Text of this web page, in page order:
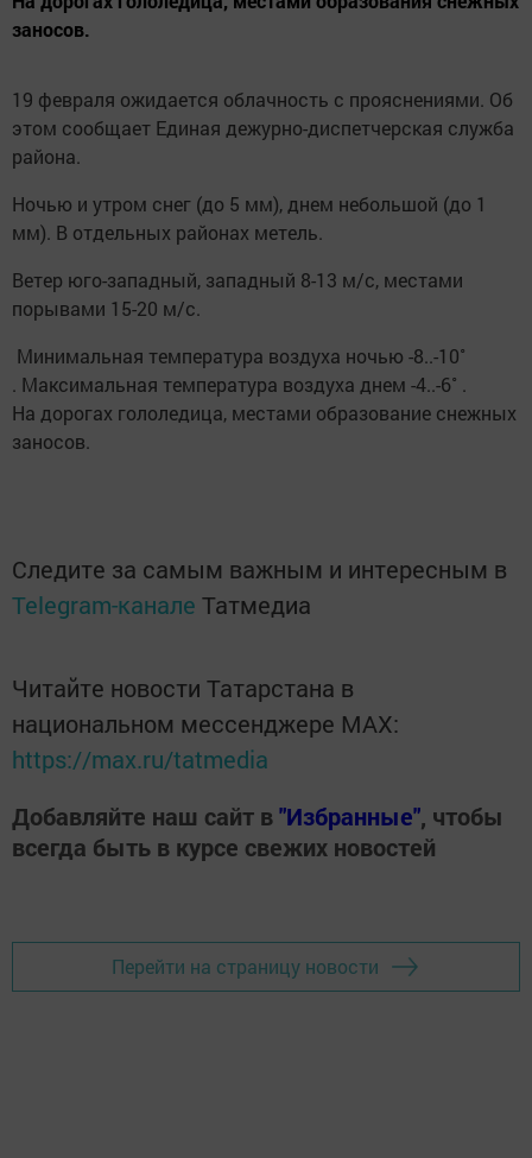
заносов.
19 февраля ожидается облачность с прояснениями. Об
этом сообщает Единая дежурно-диспетчерская служба
района.
Ночью и утром снег (до 5 мм), днем небольшой (до 1
мм). В отдельных районах метель.
Ветер юго-западный, западный 8-13 м/с, местами
порывами 15-20 м/с.
Минимальная температура воздуха ночью -8..-10˚
. Максимальная температура воздуха днем -4..-6˚ .
На дорогах гололедица, местами образование снежных
заносов.
Следите за самым важным и интересным в
Telegram-канале Татмедиа
Читайте новости Татарстана в
национальном мессенджере MАХ:
https://max.ru/tatmedia
Добавляйте наш сайт в"Избранные", чтобы
всегда быть в курсе свежих новостей
Перейти на страницу новости